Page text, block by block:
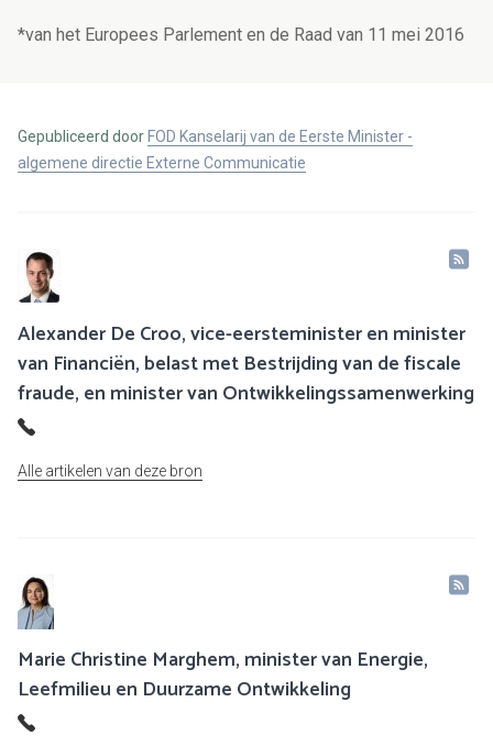
*van het Europees Parlement en de Raad van 11 mei 2016
Gepubliceerd door FOD Kanselarij van de Eerste Minister -
algemene directie Externe Communicatie
Alexander De Croo, vice-eersteminister en minister
van Financiën, belast met Bestrijding van de fiscale
fraude, en minister van Ontwikkelingssamenwerking
Alle artikelen van deze bron
Marie Christine Marghem, minister van Energie,
Leefmilieu en Duurzame Ontwikkeling